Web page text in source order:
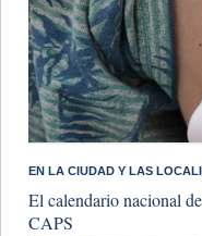
EN LA CIUDAD Y LAS
El calendario nacional
CAPS